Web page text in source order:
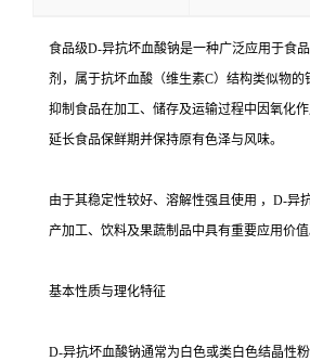
食品级D-异抗坏血酸钠是一种广泛应用于食
剂，属于抗坏血酸（维生素C）结构类似物
抑制食品在加工、储存及运输过程中因氧化
延长食品保鲜期并保持原有色泽与风味。
由于其稳定性较好、溶解性强且使用 ，D-异
产加工、饮料及果蔬制品中具有重要应用价值
基本性质与理化特征
D-异抗坏血酸钠通常为白色或类白色结晶性